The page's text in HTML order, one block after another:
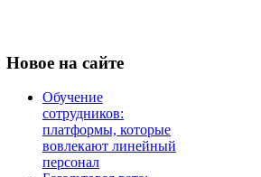
Новое на сайте
Обучение
сотрудников:
платформы, которые
вовлекают линейный
персонал